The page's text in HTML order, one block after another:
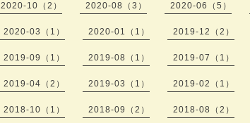
2020-10（2） 2020-08（3） 2020-06（5）
2020-03（1） 2020-01（1） 2019-12（2）
2019-09（1） 2019-08（1） 2019-07（1）
2019-04（2） 2019-03（1） 2019-02（1）
2018-10（1） 2018-09（2） 2018-08（2）